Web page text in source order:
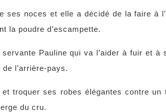
ses noces et elle a décidé de la faire à
la poudre d’escampette.
Pauline qui va l’aider à fuir et à
l’arrière-pays.
troquer ses robes élégantes contre un
du cru.